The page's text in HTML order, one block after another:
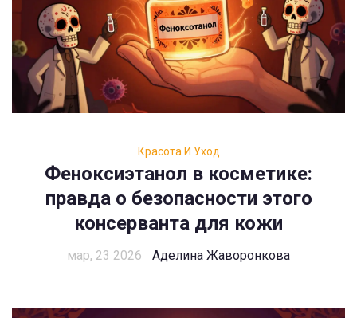
Красота И Уход
Феноксиэтанол в косметике:
правда о безопасности этого
консерванта для кожи
мар, 23 2026 Аделина Жаворонкова